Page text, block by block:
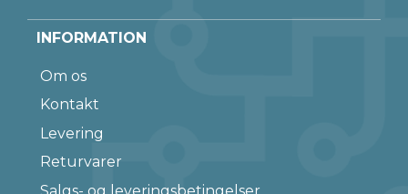
INFORMATION
Om os
Kontakt
Levering
Returvarer